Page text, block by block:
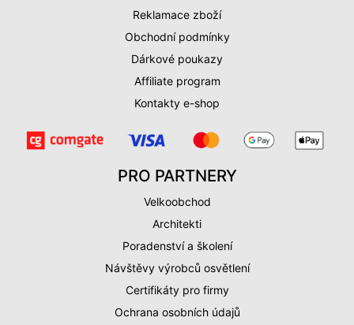
Reklamace zboží
Obchodní podmínky
Dárkové poukazy
Affiliate program
Kontakty e-shop
PRO PARTNERY
Velkoobchod
Architekti
Poradenství a školení
Návštěvy výrobců osvětlení
Certifikáty pro firmy
Ochrana osobních údajů